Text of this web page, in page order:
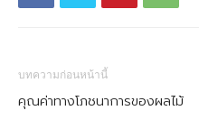
บทความก่อนหน้านี้
คุณค่าทางโภชนาการของผลไม้